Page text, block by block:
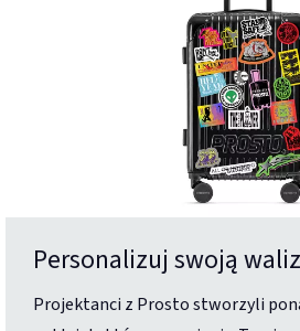
Personalizuj swoją
Projektanci z Prosto stworzyli